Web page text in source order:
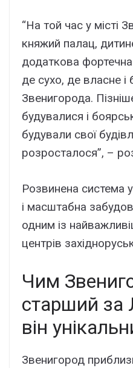
“На той час у місті
княжий палац,
додаткова фортечна
де сухо, де власне і
Звенигорода.
будувалися і
будували свої
розросталося”, –
Розвинена система
і масштабна
одним із
центрів
Чим
старший за
він
Звенигород